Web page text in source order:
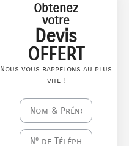
Obtenez
votre
Devis
OFFERT
Nous vous rappelons au plus
vite !